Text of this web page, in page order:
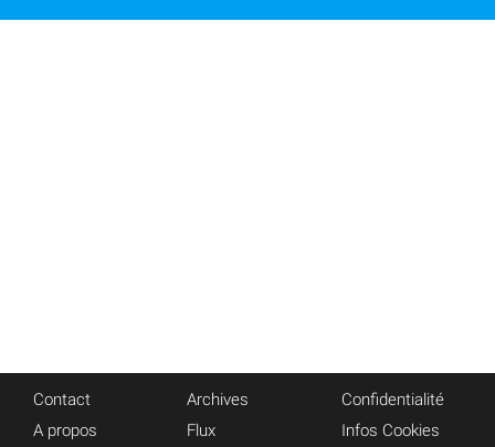
Contact
A propos
Archives
Flux
Confidentialité
Infos Cookies